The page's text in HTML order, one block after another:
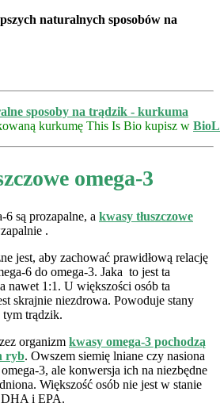
naturalnych sposobów na
kurkumę This Is Bio kupisz w
omega-3
6 są prozapalne, a kwasy tłuszczowe
.
jest, aby zachować prawidłową relację
6 do omega-3. Jaka to jest ta
nawet 1:1. U większości osób ta
skrajnie niezdrowa. Powoduje stany
trądzik.
organizm kwasy omega-3 pochodzą
ryb. Owszem siemię lniane czy nasiona
3, ale konwersja ich na niezbędne
Większość osób nie jest w stanie
i EPA.